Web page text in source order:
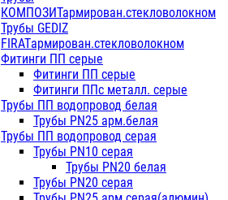
КОМПОЗИТармирован.стекловолокном
Трубы GEDIZ
FIRATармирован.стекловолокном
Фитинги ПП серые
Фитинги ПП серые
Фитинги ППс металл. серые
Трубы ПП водопровод белая
Трубы PN25 арм.белая
Трубы ПП водопровод серая
Трубы PN10 серая
Трубы PN20 белая
Трубы PN20 серая